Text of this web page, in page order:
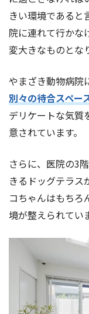
きい環境であると
院に連れて行かな
変大きなものとな
やまざき動物病院
別々の待合スペー
デリケートな気質
意されています。
さらに、医院の3
きるドッグテラス
コちゃんはもちろ
境が整えられてい